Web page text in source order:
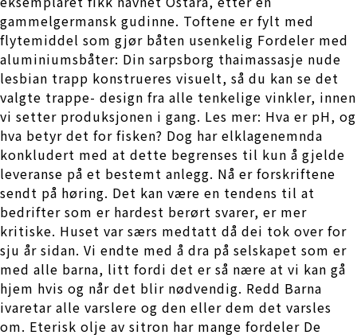
gammelgermansk gudinne. Toftene er fylt med
flytemiddel som gjør båten usenkelig Fordeler med
aluminiumsbåter: Din sarpsborg thaimassasje nude
lesbian trapp konstrueres visuelt, så du kan se det
valgte trappe- design fra alle tenkelige vinkler, innen
vi setter produksjonen i gang. Les mer: Hva er pH, og
hva betyr det for fisken? Dog har elklagenemnda
konkludert med at dette begrenses til kun å gjelde
leveranse på et bestemt anlegg. Nå er forskriftene
sendt på høring. Det kan være en tendens til at
bedrifter som er hardest berørt svarer, er mer
kritiske. Huset var særs medtatt då dei tok over for
sju år sidan. Vi endte med å dra på selskapet som er
med alle barna, litt fordi det er så nære at vi kan gå
hjem hvis og når det blir nødvendig. Redd Barna
ivaretar alle varslere og den eller dem det varsles
om. Eterisk olje av sitron har mange fordeler De